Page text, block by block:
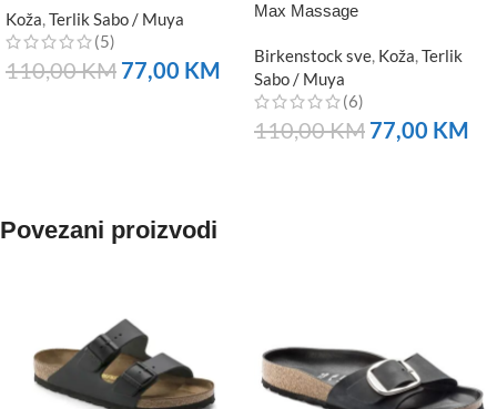
Koža,Terlik Sabo / Muya
(5)
110,00KM 77,00 KM
Max Massage
Birkenstock sve, Koža,Terlik
Sabo / Muya
(6)
110,00KM 77,00 KM
Povezani proizvodi